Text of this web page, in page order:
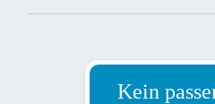
Kein